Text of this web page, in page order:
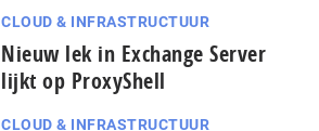
CLOUD & INFRASTRUCTUUR
Nieuw lek in Exchange Server
lijkt op ProxyShell
CLOUD & INFRASTRUCTUUR